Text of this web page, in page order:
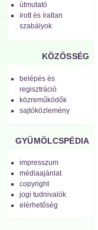
útmutató
írott és íratlan
szabályok
KÖZÖSSÉG
belépés és
regisztráció
közreműködők
sajtóközlemény
GYÜMÖLCSPÉDIA
impresszum
médiaajánlat
copyright
jogi tudnivalók
elérhetőség